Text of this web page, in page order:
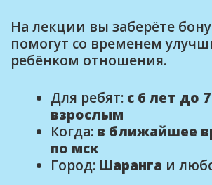
На лекции вы заберёте
помогут со временем
ребёнком отношения.
Для ребят: с 6 лет до
взрослым
Когда: в ближайшее
по мск
Город: Шаранга и